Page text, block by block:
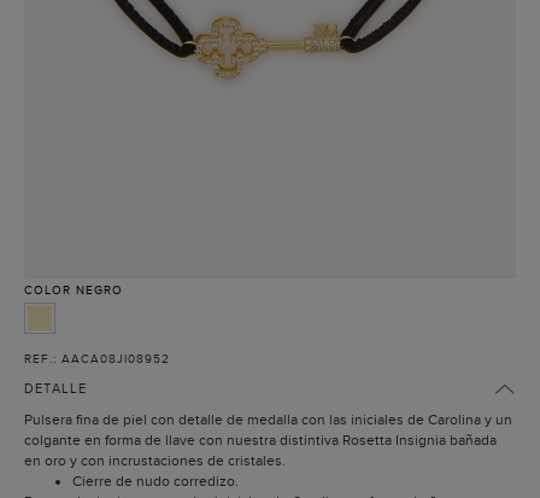
COLOR NEGRO
REF.: AACA08JI08952
DETALLE
Pulsera fina de piel con detalle de medalla con las iniciales de Carolina y un
colgante en forma de llave con nuestra distintiva Rosetta Insignia bañada
en oro y con incrustaciones de cristales.
Cierre de nudo corredizo.